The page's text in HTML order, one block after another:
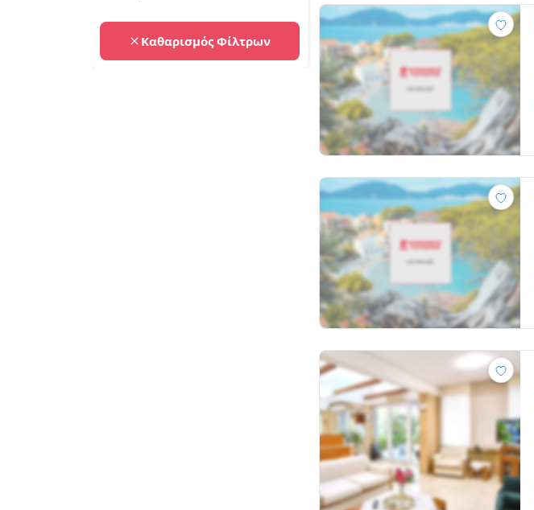
Καθαρισμός Φίλτρων